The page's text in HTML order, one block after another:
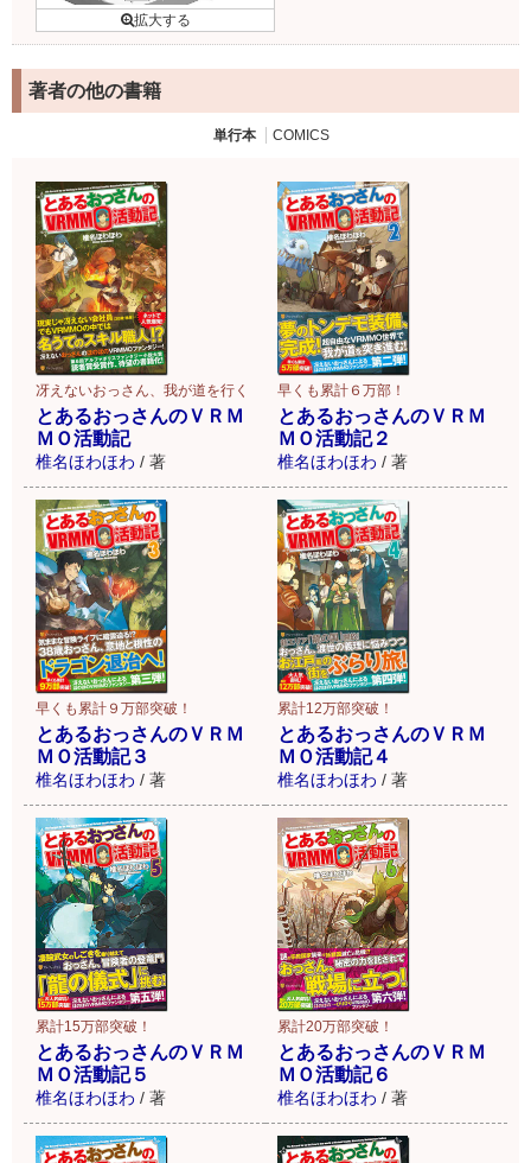
著者の他の書籍
単行本 COMICS
冴えないおっさん、我が道を行く
とあるおっさんのＶＲＭ
ＭＯ活動記
椎名ほわほわ / 著
早くも累計６万部！
とあるおっさんのＶＲＭ
ＭＯ活動記２
椎名ほわほわ / 著
早くも累計９万部突破！
とあるおっさんのＶＲＭ
ＭＯ活動記３
椎名ほわほわ / 著
累計12万部突破！
とあるおっさんのＶＲＭ
ＭＯ活動記４
椎名ほわほわ / 著
累計15万部突破！
とあるおっさんのＶＲＭ
ＭＯ活動記５
椎名ほわほわ / 著
累計20万部突破！
とあるおっさんのＶＲＭ
ＭＯ活動記６
椎名ほわほわ / 著